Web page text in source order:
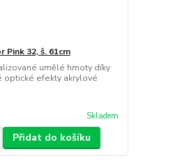
Pink 32, š. 61cm
umělé hmoty díky
optické efekty akrylové
Skladem
Přidat do košíku